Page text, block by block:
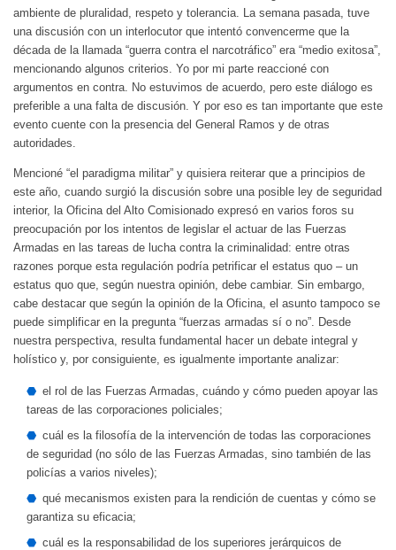
ambiente de pluralidad, respeto y tolerancia. La semana pasada, tuve
una discusión con un interlocutor que intentó convencerme que la
década de la llamada “guerra contra el narcotráfico” era “medio exitosa”,
mencionando algunos criterios. Yo por mi parte reaccioné con
argumentos en contra. No estuvimos de acuerdo, pero este diálogo es
preferible a una falta de discusión. Y por eso es tan importante que este
evento cuente con la presencia del General Ramos y de otras
autoridades.
Mencioné “el paradigma militar” y quisiera reiterar que a principios de
este año, cuando surgió la discusión sobre una posible ley de seguridad
interior, la Oficina del Alto Comisionado expresó en varios foros su
preocupación por los intentos de legislar el actuar de las Fuerzas
Armadas en las tareas de lucha contra la criminalidad: entre otras
razones porque esta regulación podría petrificar el estatus quo – un
estatus quo que, según nuestra opinión, debe cambiar. Sin embargo,
cabe destacar que según la opinión de la Oficina, el asunto tampoco se
puede simplificar en la pregunta “fuerzas armadas sí o no”. Desde
nuestra perspectiva, resulta fundamental hacer un debate integral y
holístico y, por consiguiente, es igualmente importante analizar:
el rol de las Fuerzas Armadas, cuándo y cómo pueden apoyar las
tareas de las corporaciones policiales;
cuál es la filosofía de la intervención de todas las corporaciones
de seguridad (no sólo de las Fuerzas Armadas, sino también de las
policías a varios niveles);
qué mecanismos existen para la rendición de cuentas y cómo se
garantiza su eficacia;
cuál es la responsabilidad de los superiores jerárquicos de